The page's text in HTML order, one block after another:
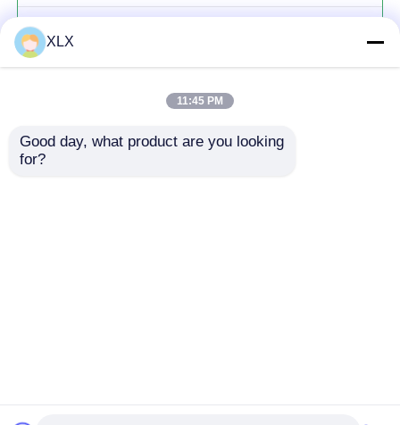
XLX
11:45 PM
Good day, what product are you looking
for?